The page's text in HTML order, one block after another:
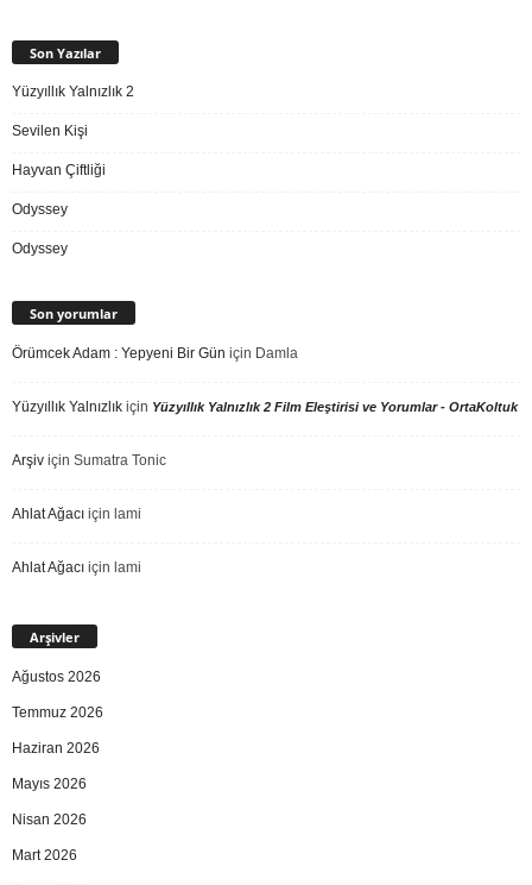
Son Yazılar
Yüzyıllık Yalnızlık 2
Sevilen Kişi
Hayvan Çiftliği
Odyssey
Odyssey
Son yorumlar
Örümcek Adam : Yepyeni Bir Gün için Damla
Yüzyıllık Yalnızlık için Yüzyıllık Yalnızlık 2 Film Eleştirisi ve Yorumlar - OrtaKoltuk
Arşiv için Sumatra Tonic
Ahlat Ağacı için lami
Ahlat Ağacı için lami
Arşivler
Ağustos 2026
Temmuz 2026
Haziran 2026
Mayıs 2026
Nisan 2026
Mart 2026